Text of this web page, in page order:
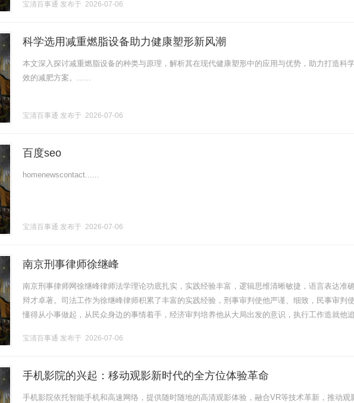
户.........
宝清百事通 发布于 2026-07-06
科学选用减重燃脂设备助力健康塑形新风潮
本文深入探讨减重燃脂设备的种类与原理，解析其在现代健康塑形中的应用与优势，助力打造科
效的减肥方案。......
宝清百事通 发布于 2026-07-06
百度seo
homenewscontact......
宝清百事通 发布于 2026-07-06
南京刑事律师徐继峰
南京刑事律师网徐继峰律师法学理论功底扎实，实践经验丰富，逻辑思维清晰敏捷，语言表达准确
辩才卓著。司法工作为徐继峰律师积累了丰富的实践经验，刑事审判使他严谨、细致，民事审判
懂得从小事做起，从民众身边的事情着手，经济审判培养他从大局出发的意识，执行工作造就他
成为经典.........
宝清百事通 发布于 2026-07-06
手机影院的兴起：移动观影新时代的全方位体验革命
手机影院依托智能手机和高速网络，提供随时随地的高清观影体验，融合VR等技术革新，推动观